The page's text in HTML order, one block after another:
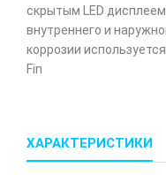
скрытым LED
внутреннего и
коррозии
Fin
ХАРАКТЕРИСТИКИ